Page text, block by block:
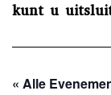
kunt u
« Alle